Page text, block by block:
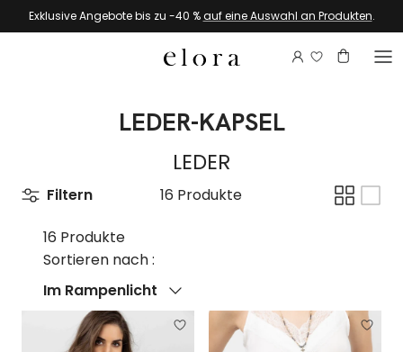
Zum Inhalt springen
Exklusive Angebote bis zu -40 %auf eine Auswahl an Produkten.
KontoMelden Sie
LEDER-KAPSEL
LEDER
Filtern 16 Produkte
16 Produkte
Sortieren nach :
Sortieren nach
Im Rampenlicht